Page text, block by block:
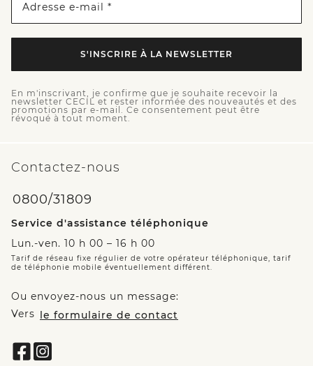
Adresse e-mail *
S'INSCRIRE À LA NEWSLETTER
En m'inscrivant, je confirme que je souhaite recevoir la
newsletter CECIL et rester informée des nouveautés et des
promotions par e-mail. Ce consentement peut être
révoqué à tout moment.
Contactez-nous
0800/31809
Service d'assistance téléphonique
Lun.-ven. 10 h 00 – 16 h 00
Tarif de réseau fixe régulier de votre opérateur téléphonique, tarif
de téléphonie mobile éventuellement différent.
Ou envoyez-nous un message:
Vers le formulaire de contact